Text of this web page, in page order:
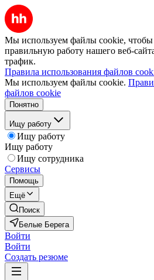
Мы используем файлы cookie, чтобы
правильную работу нашего веб-
трафик.
Правила использования файлов
Мы используем файлы cookie.
файлов cookie
Понятно
Ищу работу
Ищу работу
Ищу работу
Ищу сотрудника
Сервисы
Помощь
Ещё
Поиск
Белые Берега
Войти
Войти
Создать резюме